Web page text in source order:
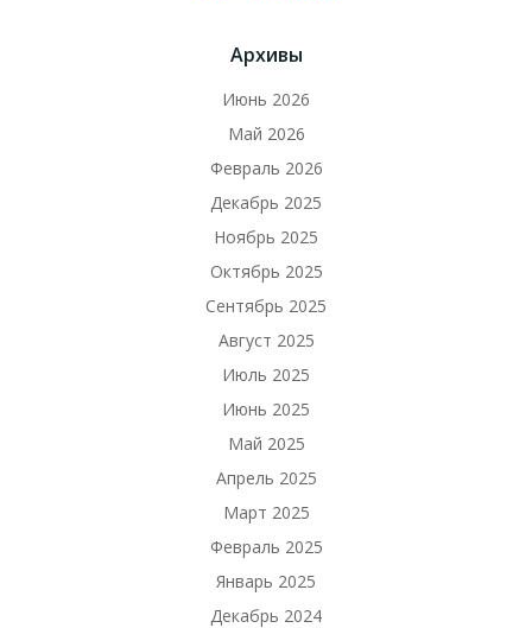
Архивы
Июнь 2026
Май 2026
Февраль 2026
Декабрь 2025
Ноябрь 2025
Октябрь 2025
Сентябрь 2025
Август 2025
Июль 2025
Июнь 2025
Май 2025
Апрель 2025
Март 2025
Февраль 2025
Январь 2025
Декабрь 2024